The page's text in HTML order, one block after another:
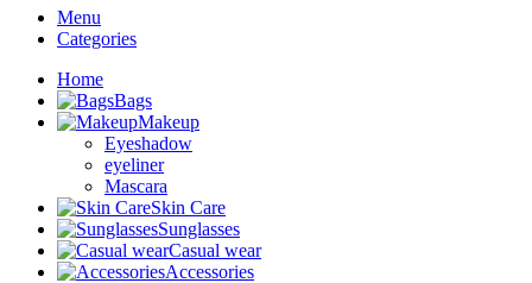
Menu
Categories
Home
Bags
Makeup
Eyeshadow
eyeliner
Mascara
Skin Care
Sunglasses
Casual wear
Accessories